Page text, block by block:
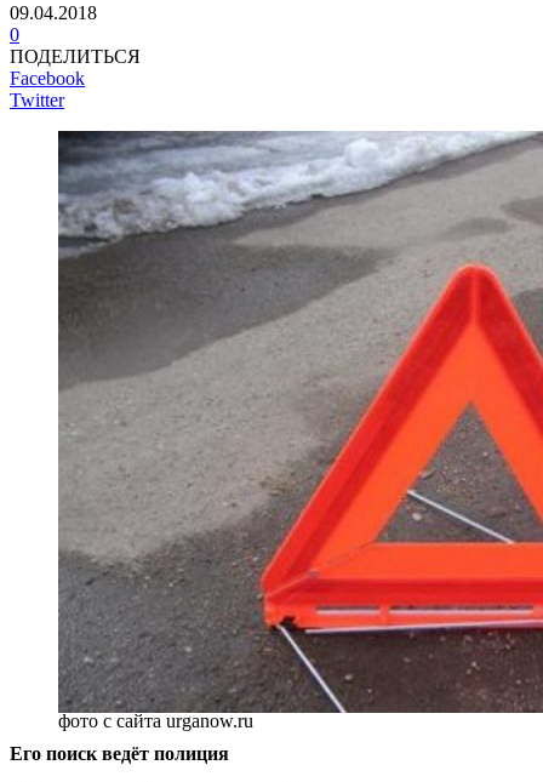
09.04.2018
0
ПОДЕЛИТЬСЯ
Facebook
Twitter
фото с сайта urganow.ru
Его поиск ведёт полиция